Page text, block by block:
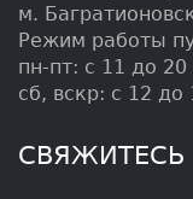
м.
Режим работы
пн-пт: с 11 до 20
сб, вскр: с 12 до
СВЯЖИТЕСЬ